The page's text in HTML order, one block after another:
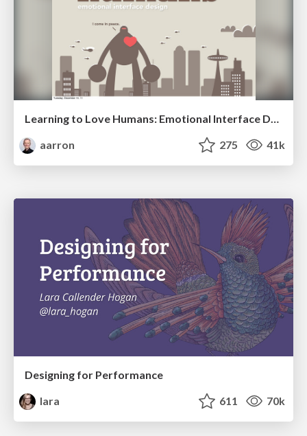
Learning to Love Humans: Emotional Interface Design
aarron
275 41k
Designing for Performance
lara
611 70k